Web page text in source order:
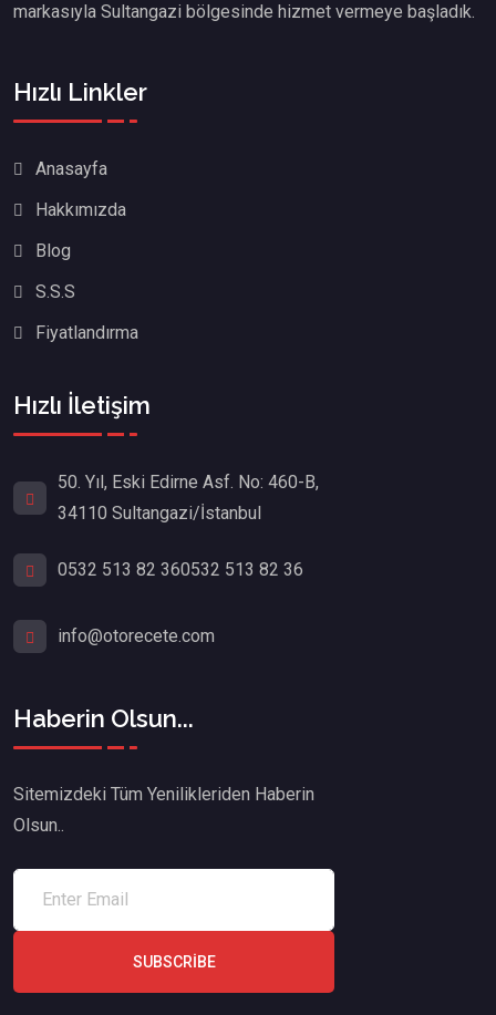
markasıyla Sultangazi bölgesinde hizmet vermeye başladık.
Hızlı Linkler
Anasayfa
Hakkımızda
Blog
S.S.S
Fiyatlandırma
Hızlı İletişim
50. Yıl, Eski Edirne Asf. No: 460-B,
34110 Sultangazi/İstanbul
0532 513 82 360532 513 82 36
info@otorecete.com
Haberin Olsun...
Sitemizdeki Tüm Yenilikleriden Haberin
Olsun..
SUBSCRIBE